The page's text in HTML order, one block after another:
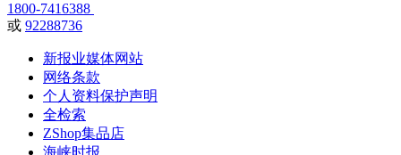
1800-7416388
或 92288736
新报业媒体网站
网络条款
个人资料保护声明
全检索
ZShop集品店